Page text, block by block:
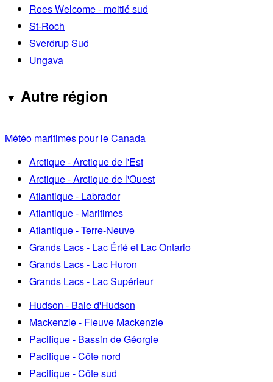
Roes Welcome - moitié sud
St-Roch
Sverdrup Sud
Ungava
Autre région
Météo maritimes pour le Canada
Arctique - Arctique de l'Est
Arctique - Arctique de l'Ouest
Atlantique - Labrador
Atlantique - Maritimes
Atlantique - Terre-Neuve
Grands Lacs - Lac Érié et Lac Ontario
Grands Lacs - Lac Huron
Grands Lacs - Lac Supérieur
Hudson - Baie d'Hudson
Mackenzie - Fleuve Mackenzie
Pacifique - Bassin de Géorgie
Pacifique - Côte nord
Pacifique - Côte sud